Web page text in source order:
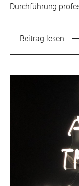
Durchführung
Beitrag lesen